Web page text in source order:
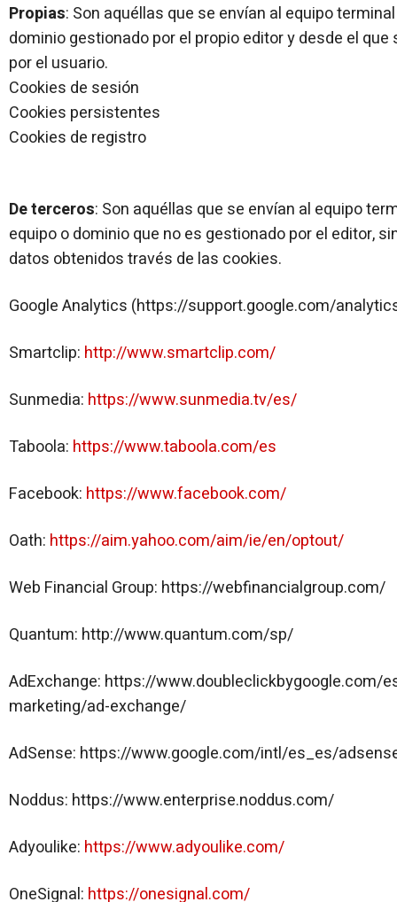
Propias: Son aquéllas que se envían al equipo
dominio gestionado por el propio editor y desde el
por el usuario.
Cookies de sesión
Cookies persistentes
Cookies de registro
De terceros: Son aquéllas que se envían al equipo
equipo o dominio que no es gestionado por el editor,
datos obtenidos través de las cookies.
Google Analytics (https://support.google.com/
Smartclip: http://www.smartclip.com/
Sunmedia: https://www.sunmedia.tv/es/
Taboola: https://www.taboola.com/es
Facebook: https://www.facebook.com/
Oath: https://aim.yahoo.com/aim/ie/en/optout/
Web Financial Group: https://webfinancialgroup.com/
Quantum: http://www.quantum.com/sp/
AdExchange: https://www.doubleclickbygoogle.com/
marketing/ad-exchange/
AdSense: https://www.google.com/intl/es_es/
Noddus: https://www.enterprise.noddus.com/
Adyoulike: https://www.adyoulike.com/
OneSignal: https://onesignal.com/